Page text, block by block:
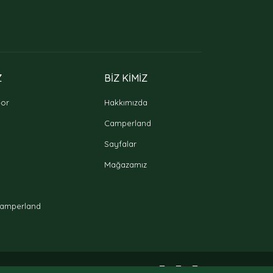
BİZ KİMİZ
Hakkımızda
Camperland
Sayfalar
Mağazamız